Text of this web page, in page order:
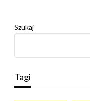
Szukaj
Tagi